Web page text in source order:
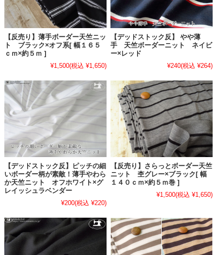
【反売り】薄手ボーダー天竺ニッ
ト ブラック×オフ系[ 幅１６５
ｃｍ×約５ｍ ]
¥1,500(税込 ¥1,650)
【デッドストック反】 やや薄
手 天竺ボーダーニット ネイビ
ー×レッド
¥240(税込 ¥264)
【デッドストック反】ピッチの細
いボーダー柄が素敵！薄手やわら
か天竺ニット オフホワイト×グ
レイッシュラベンダー
¥200(税込 ¥220)
【反売り】さらっとボーダー天竺
ニット 杢グレー×ブラック[ 幅
１４０ｃｍ×約５ｍ巻 ]
¥1,500(税込 ¥1,650)